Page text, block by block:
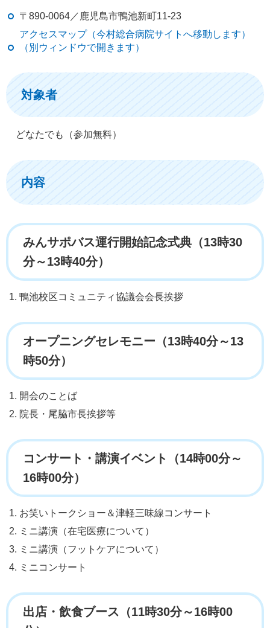
〒890-0064／鹿児島市鴨池新町11-23
アクセスマップ（今村総合病院サイトへ移動します）
（別ウィンドウで開きます）
対象者
どなたでも（参加無料）
内容
みんサポバス運行開始記念式典（13時30
分～13時40分）
鴨池校区コミュニティ協議会会長挨拶
オープニングセレモニー（13時40分～13
時50分）
開会のことば
院長・尾脇市長挨拶等
コンサート・講演イベント（14時00分～
16時00分）
お笑いトークショー＆津軽三味線コンサート
ミニ講演（在宅医療について）
ミニ講演（フットケアについて）
ミニコンサート
出店・飲食ブース（11時30分～16時00